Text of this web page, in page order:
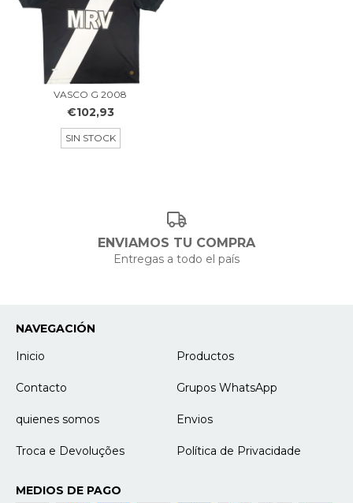
VASCO G 2008
€102,93
SIN STOCK
ENVIAMOS TU COMPRA
Entregas a todo el país
NAVEGACIÓN
Inicio
Productos
Contacto Grupos WhatsApp
quienes somos Envios
Troca e Devoluções Política de Privacidade
MEDIOS DE PAGO